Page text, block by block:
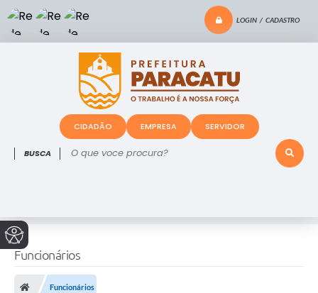
LOGIN / CADASTRO
O que voce procura?
CIDADÃO EMPRESA SERVIDOR
Funcionários
Funcionários